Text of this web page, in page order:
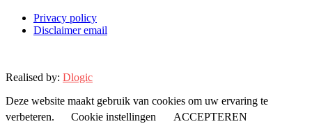
Privacy policy
Disclaimer email
Realised by: Dlogic
Deze website maakt gebruik van cookies om uw ervaring te
verbeteren.
Cookie instellingen ACCEPTEREN